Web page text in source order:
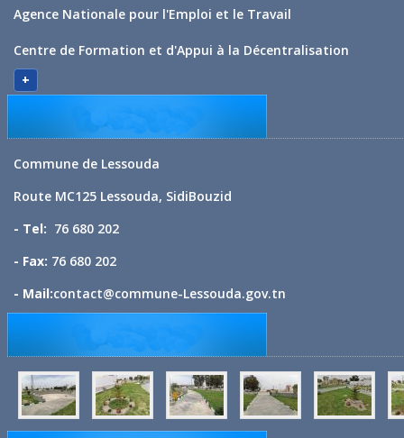
Agence Nationale pour l'Emploi et le Travail
Centre de Formation et d'Appui à la Décentralisation
+
Commune de Lessouda
Route MC125 Lessouda, SidiBouzid
- Tel: 76 680 202
- Fax: 76 680 202
- Mail:contact@commune-Lessouda.gov.tn